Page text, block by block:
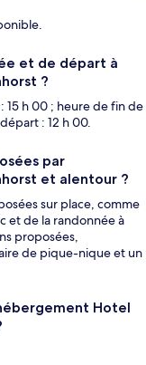
et de départ à
?
h 00 ; heure de fin de
: 12 h 00.
par
et alentour ?
sur place, comme
et de la randonnée à
proposées,
de pique-nique et un
Hotel